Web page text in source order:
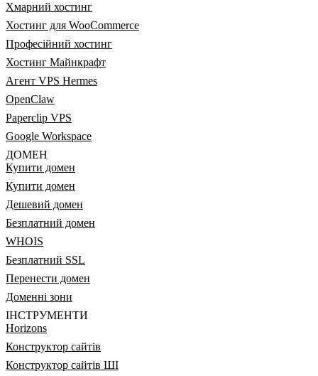
Хмарний хостинг
Хостинг для WooCommerce
Професійний хостинг
Хостинг Майнкрафт
Агент VPS Hermes
OpenClaw
Paperclip VPS
Google Workspace
ДОМЕН
Купити домен
Купити домен
Дешевий домен
Безплатний домен
WHOIS
Безплатний SSL
Перенести домен
Доменні зони
ІНСТРУМЕНТИ
Horizons
Конструктор сайтів
Конструктор сайтів ШІ